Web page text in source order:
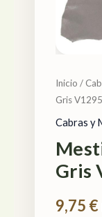
Inicio /
Gris V1295
Cabras y
Gris
9,75 €